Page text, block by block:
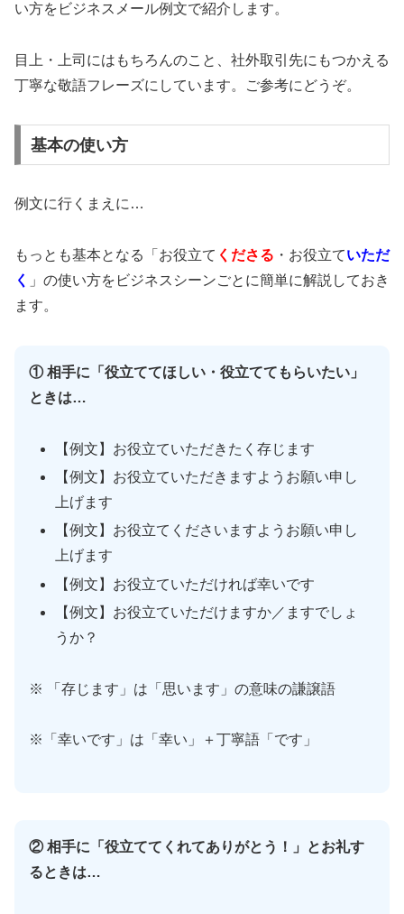
い方をビジネスメール例文で紹介します。
目上・上司にはもちろんのこと、社外取引先にもつかえる
丁寧な敬語フレーズにしています。ご参考にどうぞ。
基本の使い方
例文に行くまえに…
もっとも基本となる「お役立て くださる ・お役立ていただ
く
」の使い方をビジネスシーンごとに簡単に解説しておき
ます。
① 相手に「役立ててほしい・役立ててもらいたい」
ときは…
【例文】お役立ていただきたく存じます
【例文】お役立ていただきますようお願い申し
上げます
【例文】お役立てくださいますようお願い申し
上げます
【例文】お役立ていただければ幸いです
【例文】お役立ていただけますか／ますでしょ
うか？
※ 「存じます」は「思います」の意味の謙譲語
※「幸いです」は「幸い」＋丁寧語「です」
② 相手に「役立ててくれてありがとう！」とお礼す
るときは…